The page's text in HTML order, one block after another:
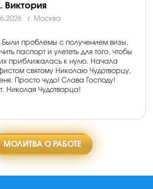
Виктория
г. Москва
Были проблемы с получением визы,
паспорт и улететь для того, чтобы
приближалась к нулю. Начала
святому Николаю Чудотворцу,
Просто чудо! Слава Господу!
Николая Чудотворца!
МОЛИТВА О РАБОТЕ